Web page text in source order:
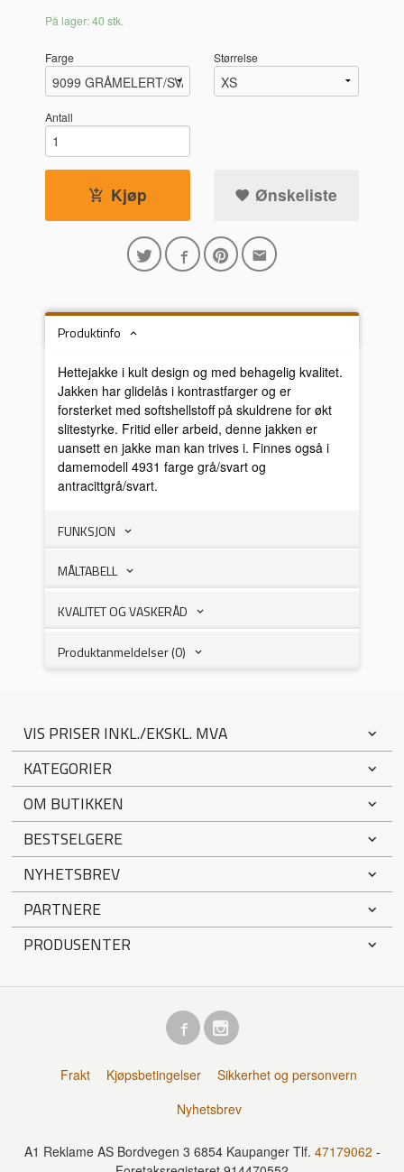
På lager: 40 stk.
Farge Størrelse
Antall
Kjøp Ønskeliste
Produktinfo
Hettejakke i kult design og med behagelig kvalitet.
Jakken har glidelås i kontrastfarger og er
forsterket med softshellstoff på skuldrene for økt
slitestyrke. Fritid eller arbeid, denne jakken er
uansett en jakke man kan trives i. Finnes også i
damemodell 4931 farge grå/svart og
antracittgrå/svart.
FUNKSJON
MÅLTABELL
KVALITET OG VASKERÅD
Produktanmeldelser (0)
VIS PRISER INKL./EKSKL. MVA
KATEGORIER
OM BUTIKKEN
BESTSELGERE
NYHETSBREV
PARTNERE
PRODUSENTER
Frakt Kjøpsbetingelser
Sikkerhet og personvern
Nyhetsbrev
A1 Reklame AS Bordvegen 3 6854 Kaupanger Tlf. 47179062 -